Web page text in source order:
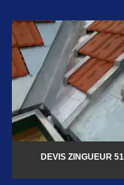
DEVIS ZINGUEUR 51